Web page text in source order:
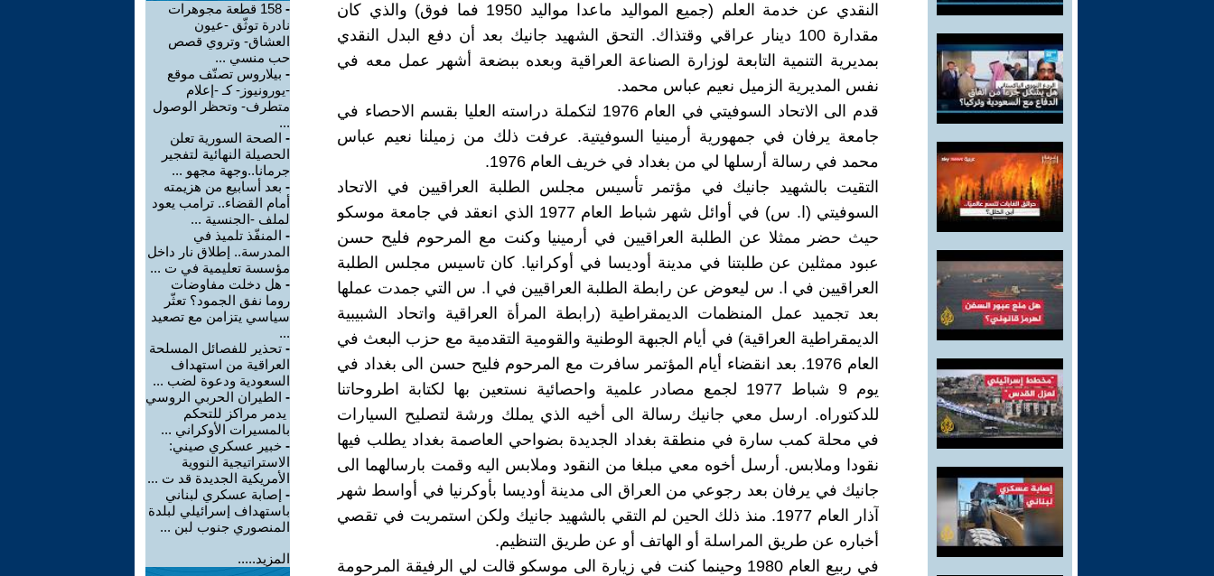
النقدي عن خدمة العلم (جميع المواليد ماعدا مواليد 1950 فما فوق) والذي كان
مقدارة 100 دينار عراقي وقتذاك. التحق الشهيد جانيك بعد أن دفع البدل النقدي
بمديرية التنمية التابعة لوزارة الصناعة العراقية وبعده ببضعة أشهر عمل معه في
نفس المديرية الزميل نعيم عباس محمد.
قدم الى الاتحاد السوفيتي في العام 1976 لتكملة دراسته العليا بقسم الاحصاء في
جامعة يرفان في جمهورية أرمينيا السوفيتية. عرفت ذلك من زميلنا نعيم عباس
محمد في رسالة أرسلها لي من بغداد في خريف العام 1976.
التقيت بالشهيد جانيك في مؤتمر تأسيس مجلس الطلبة العراقيين في الاتحاد
السوفيتي (ا. س) في أوائل شهر شباط العام 1977 الذي انعقد في جامعة موسكو
حيث حضر ممثلا عن الطلبة العراقيين في أرمينيا وكنت مع المرحوم فليح حسن
عبود ممثلين عن طلبتنا في مدينة أوديسا في أوكرانيا. كان تاسيس مجلس الطلبة
العراقيين في ا. س ليعوض عن رابطة الطلبة العراقيين في ا. س التي جمدت عملها
بعد تجميد عمل المنظمات الديمقراطية (رابطة المرأة العراقية واتحاد الشبيبية
الديمقراطية العراقية) في أيام الجبهة الوطنية والقومية التقدمية مع حزب البعث في
العام 1976. بعد انقضاء أيام المؤتمر سافرت مع المرحوم فليح حسن الى بغداد في
يوم 9 شباط 1977 لجمع مصادر علمية واحصائية نستعين بها لكتابة اطروحاتنا
للدكتوراه. ارسل معي جانيك رسالة الى أخيه الذي يملك ورشة لتصليح السيارات
في محلة كمب سارة في منطقة بغداد الجديدة بضواحي العاصمة بغداد يطلب فيها
نقودا وملابس. أرسل أخوه معي مبلغا من النقود وملابس اليه وقمت بارسالهما الى
جانيك في يرفان بعد رجوعي من العراق الى مدينة أوديسا بأوكرنيا في أواسط شهر
آذار العام 1977. منذ ذلك الحين لم التقي بالشهيد جانيك ولكن استمريت في تقصي
أخباره عن طريق المراسلة أو الهاتف أو عن طريق التنظيم.
في ربيع العام 1980 وحينما كنت في زيارة الى موسكو قالت لي الرفيقة المرحومة
-
158 قطعة مجوهرات
نادرة توثّق -عيون
العشاق- وتروي قصص
حب منسي ...
- بيلاروس تصنّف موقع
-يورونيوز- كـ -إعلام
متطرف- وتحظر الوصول
...
- الصحة السورية تعلن
الحصيلة النهائية لتفجير
جرمانا..وجهة مجهو ...
- بعد أسابيع من هزيمته
أمام القضاء.. ترامب يعود
لملف -الجنسية ...
- المنفّذ تلميذ في
المدرسة.. إطلاق نار داخل
مؤسسة تعليمية في ت ...
- هل دخلت مفاوضات
روما نفق الجمود؟ تعثّر
سياسي يتزامن مع تصعيد
...
- تحذير للفصائل المسلحة
العراقية من استهداف
السعودية ودعوة لضب ...
- الطيران الحربي الروسي
يدمر مراكز للتحكم
بالمسيرات الأوكراني ...
- خبير عسكري صيني:
الاستراتيجية النووية
الأمريكية الجديدة قد ت ...
- إصابة عسكري لبناني
باستهداف إسرائيلي لبلدة
المنصوري جنوب لبن ...
المزيد.....